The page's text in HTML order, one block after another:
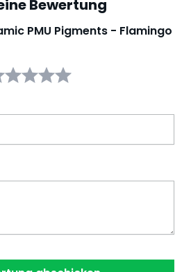
Bewertung
PMU Pigments - Flamingo